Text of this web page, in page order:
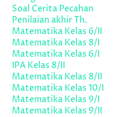
Soal Cerita Pecahan
Penilaian akhir Th.
Matematika Kelas 6/II
Matematika Kelas 8/I
Matematika Kelas 6/I
IPA Kelas 8/II
Matematika Kelas 8/II
Matematika Kelas 10/I
Matematika Kelas 9/I
Matematika Kelas 9/II